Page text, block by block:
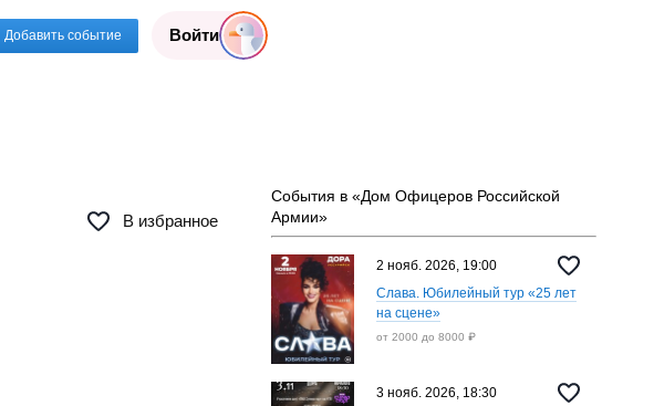
Добавить событие Войти
В избранное
События в «Дом Офицеров Российской
Армии»
2 нояб. 2026, 19:00
Слава. Юбилейный тур «25 лет
на сцене»
от 2000 до 8000 ₽
3 нояб. 2026, 18:30